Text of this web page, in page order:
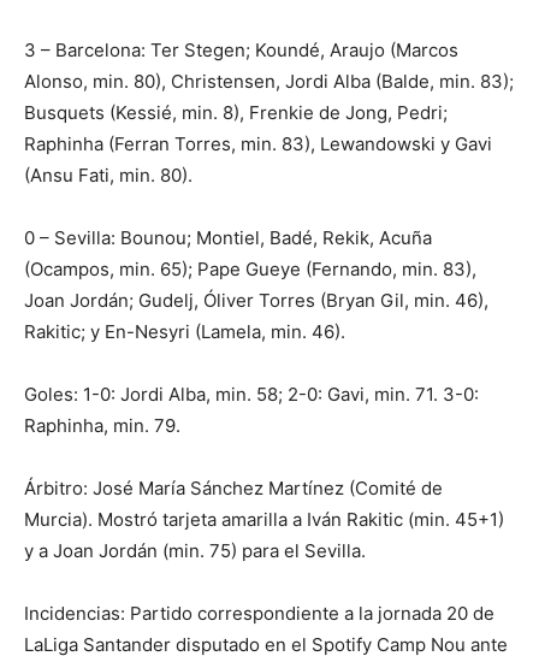
3 – Barcelona: Ter Stegen; Koundé, Araujo (Marcos
Alonso, min. 80), Christensen, Jordi Alba (Balde, min. 83);
Busquets (Kessié, min. 8), Frenkie de Jong, Pedri;
Raphinha (Ferran Torres, min. 83), Lewandowski y Gavi
(Ansu Fati, min. 80).
0 – Sevilla: Bounou; Montiel, Badé, Rekik, Acuña
(Ocampos, min. 65); Pape Gueye (Fernando, min. 83),
Joan Jordán; Gudelj, Óliver Torres (Bryan Gil, min. 46),
Rakitic; y En-Nesyri (Lamela, min. 46).
Goles: 1-0: Jordi Alba, min. 58; 2-0: Gavi, min. 71. 3-0:
Raphinha, min. 79.
Árbitro: José María Sánchez Martínez (Comité de
Murcia). Mostró tarjeta amarilla a Iván Rakitic (min. 45+1)
y a Joan Jordán (min. 75) para el Sevilla.
Incidencias: Partido correspondiente a la jornada 20 de
LaLiga Santander disputado en el Spotify Camp Nou ante